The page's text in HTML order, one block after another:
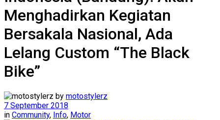
Menghadirkan Kegiatan
Bersakala Nasional, Ada
Lelang Custom “The Black
Bike”
by motostylerz
7 September 2018
in Community, Info, Motor